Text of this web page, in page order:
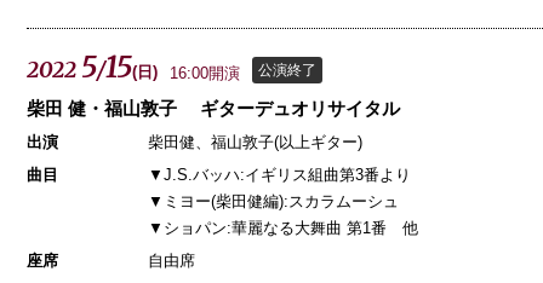
2022 5/15( 日 ) 16:00開演 公演終了
柴田 健・福山敦子 ギターデュオリサイタル
出演
柴田健、福山敦子(以上ギター)
曲目
▼J.S.バッハ:イギリス組曲第3番より
▼ミヨー(柴田健編):スカラムーシュ
▼ショパン:華麗なる大舞曲 第1番 他
座席
自由席